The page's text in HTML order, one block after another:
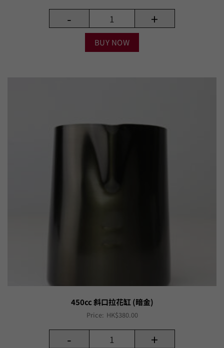
- +
BUY NOW
450cc 斜口拉花缸 (暗金)
Price: HK$380.00
- +